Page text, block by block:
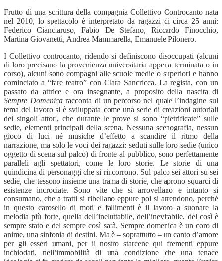
Frutto di una scrittura della compagnia Collettivo Controcanto nata
nel 2010, lo spettacolo è interpretato da ragazzi di circa 25 anni:
Federico Cianciaruso, Fabio De Stefano, Riccardo Finocchio,
Martina Giovanetti, Andrea Mammarella, Emanuele Pilonero.
I Collettivo controcanto, ridendo si definiscono disoccupati (alcuni
di loro precisano la provenienza universitaria appena terminata o in
corso), alcuni sono compagni alle scuole medie o superiori e hanno
cominciato a “fare teatro” con Clara Sancricca. La regista, con un
passato da attrice e ora insegnante, a proposito della nascita di
Sempre Domenicaracconta di un percorso nel quale l’indagine sul
tema del lavoro si è sviluppata come una serie di creazioni autoriali
dei singoli attori, che durante le prove si sono “pietrificate” sulle
sedie, elementi principali della scena. Nessuna scenografia, nessun
gioco di luci né musiche d’effetto a scandire il ritmo della
narrazione, ma solo le voci dei ragazzi: seduti sulle loro sedie (unico
oggetto di scena sul palco) di fronte al pubblico, sono perfettamente
paralleli agli spettatori, come le loro storie. Le storie di una
quindicina di personaggi che si rincorrono. Sul palco sei attori su sei
sedie, che tessono insieme una trama di storie, che aprono squarci di
esistenze incrociate. Sono vite che si arrovellano e intanto si
consumano, che a tratti si ribellano eppure poi si arrendono, perché
in questo carosello di moti e fallimenti è il lavoro a suonare la
melodia più forte, quella dell’ineluttabile, dell’inevitabile, del così è
sempre stato e del sempre così sarà. Sempre domenica è un coro di
anime, una sinfonia di destini. Ma è – soprattutto – un canto d’amore
per gli esseri umani, per il nostro starcene qui frementi eppure
inchiodati, nell’immobilità di una condizione che una tenace